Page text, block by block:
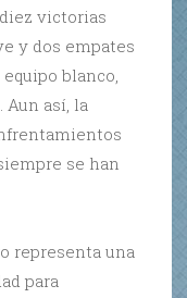
victorias
y dos empates
blanco,
así, la
se han
representa una
para